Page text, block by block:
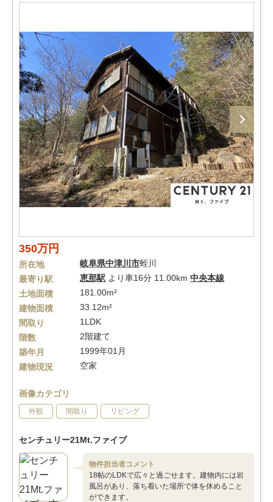
350万円
所在地 岐阜県中津川市蛭川
最寄り駅
恵那駅 より車16分 11.00km 中央本線
土地面積
181.00m²
建物面積
33.12m²
間取り
1LDK
階数
2階建て
築年月
1999年01月
建物現況
空家
画像カテゴリ
外観 間取り リビング
センチュリー21Mt.ファイブ
物件担当者コメント
18帖のLDKで広々と過ごせます。建物内には岩
風呂があり、落ち着いた場所で体を休めること
ができます。